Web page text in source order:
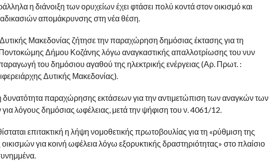
η διάνοιξη των ορυχείων έχει φτάσει πολύ κοντά στον οικισμό και
απομάκρυνσης στη νέα θέση.
Μακεδονίας ζήτησε την παραχώρηση δημόσιας έκτασης για τη
Ποντοκώμης Δήμου Κοζάνης λόγω αναγκαστικής απαλλοτρίωσης του νυν
του δημόσιου αγαθού της ηλεκτρικής ενέργειας (Αρ. Πρωτ. :
Δυτικής Μακεδονίας).
δυνατότητα παραχώρησης εκτάσεων για την αντιμετώπιση των αναγκών των
λόγους δημόσιας ωφέλειας, μετά την ψήφιση του ν. 4061/12.
επιτακτική η λήψη νομοθετικής πρωτοβουλίας για τη «ρύθμιση της
για κοινή ωφέλεια λόγω εξορυκτικής δραστηριότητας» στο πλαίσιο